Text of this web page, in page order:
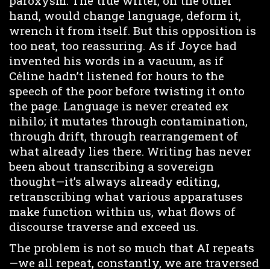
hand, would change language, deform it,
wrench it from itself. But this opposition is
too neat, too reassuring. As if Joyce had
invented his words in a vacuum, as if
Céline hadn’t listened for hours to the
speech of the poor before twisting it onto
the page. Language is never created ex
nihilo; it mutates through contamination,
through drift, through rearrangement of
what already lies there. Writing has never
been about transcribing a sovereign
thought—it’s always already editing,
retranscribing what various apparatuses
make function within us, what flows of
discourse traverse and exceed us.
The problem is not so much that AI repeats
—we all repeat, constantly, we are traversed